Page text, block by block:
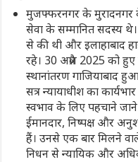
मुजफ्फरनगर के मुरादनगर
सेवा के सम्मानित सदस्य
से की थी और इलाहाबाद
रहे। 30 अप्रैल 2025 को
स्थानांतरण गाजियाबाद
सत्र न्यायाधीश का
स्वभाव के लिए पहचाने
ईमानदार, निष्पक्ष और
हैं। उनसे एक बार मिलने
निधन से न्यायिक और